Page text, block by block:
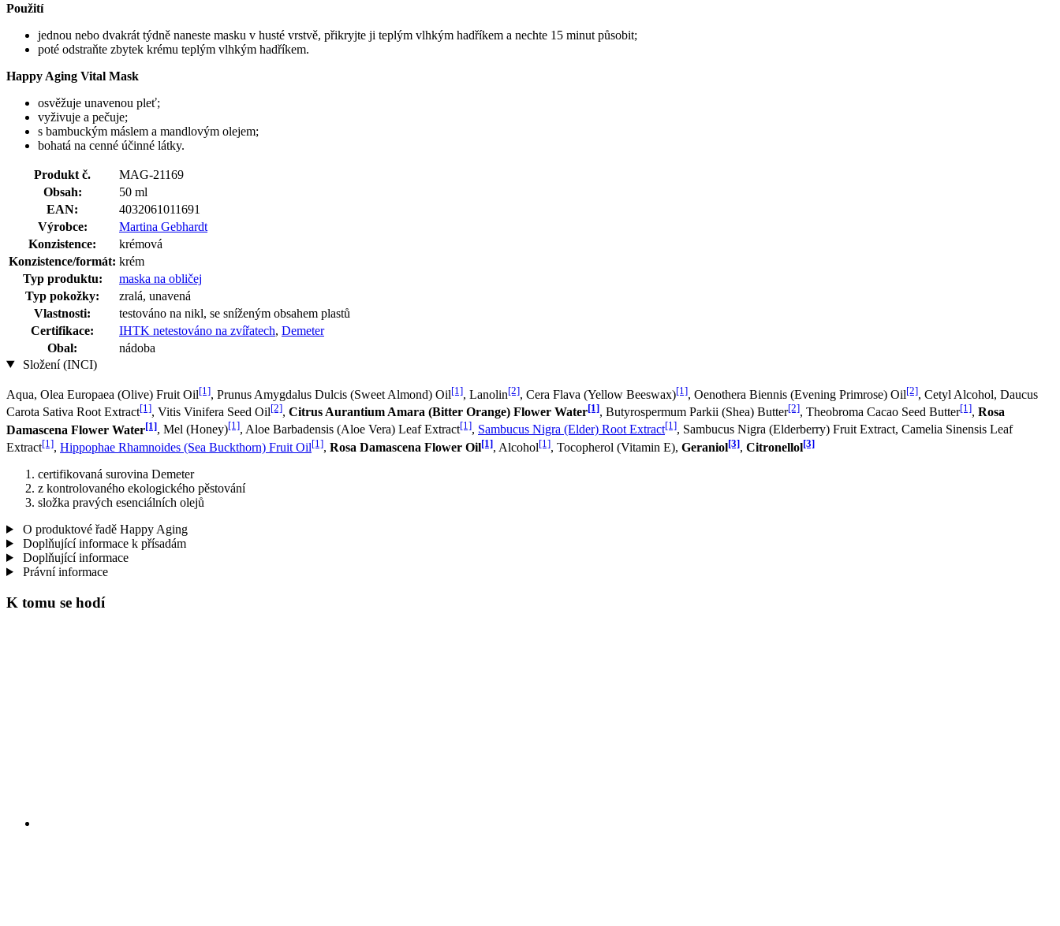
Použití
jednou nebo dvakrát týdně naneste masku v husté vrstvě, přikryjte ji teplým vlhkým hadříkem a nechte 15 minut působit;
poté odstraňte zbytek krému teplým vlhkým hadříkem.
Happy Aging Vital Mask
osvěžuje unavenou pleť;
vyživuje a pečuje;
s bambuckým máslem a mandlovým olejem;
bohatá na cenné účinné látky.
Produkt č.
MAG-21169
Obsah:
50 ml
EAN:
4032061011691
Výrobce:
Martina Gebhardt
Konzistence:
krémová
Konzistence/formát: krém
Typ produktu:
maska na obličej
Typ pokožky:
zralá, unavená
Vlastnosti:
testováno na nikl, se sníženým obsahem plastů
Certifikace:
IHTK netestováno na zvířatech, Demeter
Obal:
nádoba
Složení (INCI)
Aqua, Olea Europaea (Olive) Fruit Oil[1], Prunus Amygdalus Dulcis (Sweet Almond) Oil[1], Lanolin[2], Cera Flava (Yellow Beeswax)[1], Oenothera Biennis (Evening Primrose) Oil[2], Cetyl Alcohol, Daucus
Carota Sativa Root Extract[1], Vitis Vinifera Seed Oil[2], Citrus Aurantium Amara (Bitter Orange) Flower Water[1], Butyrospermum Parkii (Shea) Butter[2], Theobroma Cacao Seed Butter[1], Rosa
Damascena Flower Water[1], Mel (Honey)[1], Aloe Barbadensis (Aloe Vera) Leaf Extract[1], Sambucus Nigra (Elder) Root Extract[1], Sambucus Nigra (Elderberry) Fruit Extract, Camelia Sinensis Leaf
Extract[1], Hippophae Rhamnoides (Sea Buckthorn) Fruit Oil[1], Rosa Damascena Flower Oil[1], Alcohol[1], Tocopherol (Vitamin E), Geraniol[3], Citronellol[3]
certifikovaná surovina Demeter
z kontrolovaného ekologického pěstování
složka pravých esenciálních olejů
O produktové řadě Happy Aging
Doplňující informace k přísadám
Doplňující informace
Právní informace
K tomu se hodí